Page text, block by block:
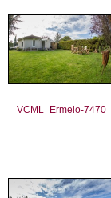
VCML_Ermelo-7470